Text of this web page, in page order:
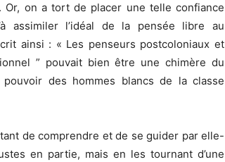
on a tort de placer une telle confiance
assimiler l’idéal de la pensée libre au
ainsi : « Les penseurs postcoloniaux et
” pouvait bien être une chimère du
des hommes blancs de la classe
de comprendre et de se guider par elle-
en partie, mais en les tournant d’une